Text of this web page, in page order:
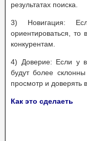
результатах поиска.
3) Новигация:
ориентироваться, то
конкурентам.
4) Доверие: Если у
будут более
просмотр и доверять
Как это сделаеть